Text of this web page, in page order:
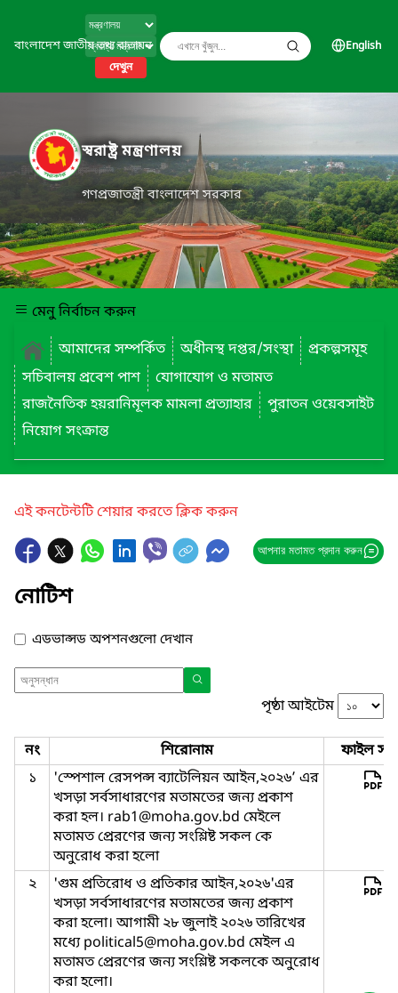
বাংলাদেশ জাতীয় তথ্য বাতায়ন
দেখুন
English
স্বরাষ্ট্র মন্ত্রণালয়
গণপ্রজাতন্ত্রী বাংলাদেশ সরকার
মেনু নির্বাচন করুন
আমাদের সম্পর্কিত
অধীনস্থ দপ্তর/সংস্থা
প্রকল্পসমূহ
সচিবালয় প্রবেশ পাশ
যোগাযোগ ও মতামত
রাজনৈতিক হয়রানিমূলক মামলা প্রত্যাহার
পুরাতন ওয়েবসাইট
নিয়োগ সংক্রান্ত
এই কনটেন্টটি শেয়ার করতে ক্লিক করুন
আপনার মতামত প্রদান করুন
নোটিশ
এডভান্সড অপশনগুলো দেখান
পৃষ্ঠা আইটেম
নং শিরোনাম
ফাইল
১
'স্পেশাল রেসপন্স ব্যাটেলিয়ন আইন,২০২৬’ এর
খসড়া সর্বসাধারণের মতামতের জন্য প্রকাশ
করা হল। rab1@moha.gov.bd মেইলে
মতামত প্রেরণের জন্য সংশ্লিষ্ট সকল কে
অনুরোধ করা হলো
২
'গুম প্রতিরোধ ও প্রতিকার আইন,২০২৬'এর
খসড়া সর্বসাধারণের মতামতের জন্য প্রকাশ
করা হলো। আগামী ২৮ জুলাই ২০২৬ তারিখের
মধ্যে political5@moha.gov.bd মেইল এ
মতামত প্রেরণের জন্য সংশ্লিষ্ট সকলকে অনুরোধ
করা হলো।